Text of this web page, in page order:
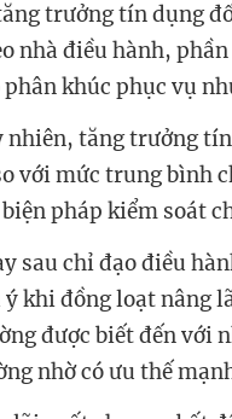
trưởng tín dụng
nhà điều hành,
phân khúc phục vụ
nhiên, tăng trưởng
với mức trung bình
pháp kiểm soát
sau chỉ đạo điều
ý khi đồng loạt nâng
được biết đến với
nhờ có ưu thế